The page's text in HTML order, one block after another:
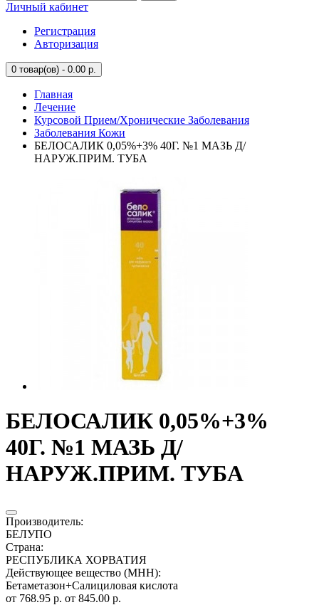
Личный кабинет
Регистрация
Авторизация
0 товар(ов) - 0.00 р.
Главная
Лечение
Курсовой Прием/Хронические Заболевания
Заболевания Кожи
БЕЛОСАЛИК 0,05%+3% 40Г. №1 МАЗЬ Д/
НАРУЖ.ПРИМ. ТУБА
БЕЛОСАЛИК 0,05%+3%
40Г. №1 МАЗЬ Д/
НАРУЖ.ПРИМ. ТУБА
Производитель:
БЕЛУПО
Страна:
РЕСПУБЛИКА ХОРВАТИЯ
Действующее вещество (МНН):
Бетаметазон+Салициловая кислота
от 768.95 р. от 845.00 р.